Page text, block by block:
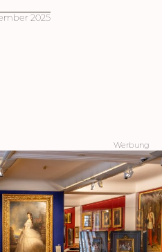
2025
Werbung